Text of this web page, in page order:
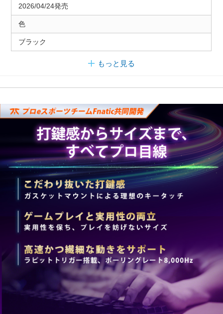
2026/04/24発売
色
ブラック
もっと見る